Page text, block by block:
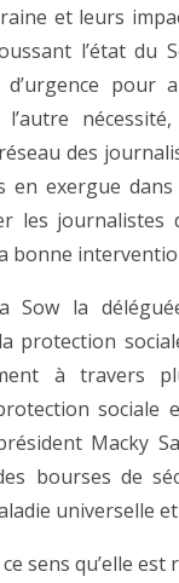
et leurs
l’état du
d’urgence pour
l’autre
des
en exergue
les
bonne
Sow la
protection
à travers
sociale
Macky
bourses de
universelle et
ce sens qu’elle